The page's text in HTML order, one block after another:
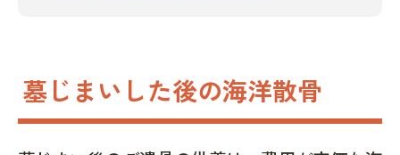
墓じまいした後の海洋散骨